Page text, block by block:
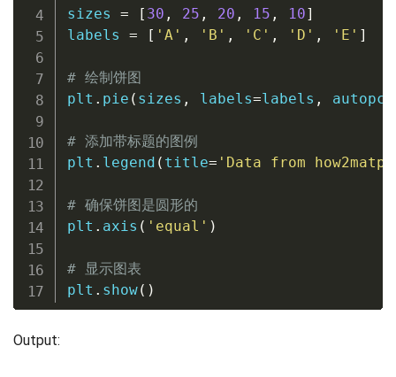
sizes = [ 30 , 25 , 20 , 15 , 10]
labels = [ 'A' , 'B' , 'C' , 'D' , 'E' ]
# 绘制饼图
plt . pie ( sizes , labels=labels , autopct
# 添加带标题的图例
plt . legend ( title= 'Data from
# 确保饼图是圆形的
plt . axis ( 'equal' )
# 显示图表
plt . show( )
Output: